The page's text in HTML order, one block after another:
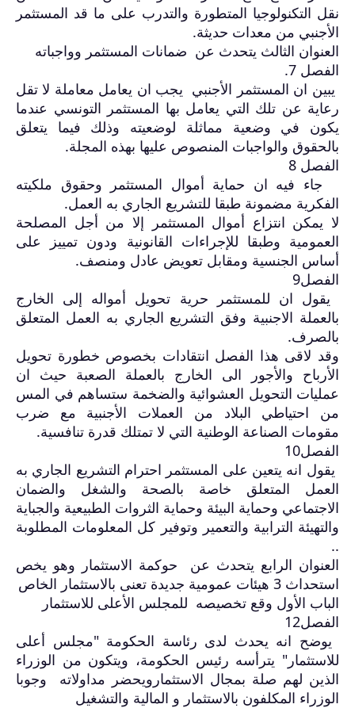
نقل التكنولوجيا المتطورة والتدرب على ما قد المستثمر
الأجنبي من معدات حديثة.
العنوان الثالث يتحدث عن ضمانات المستثمر وواجباته
الفصل 7
.
يبين ان المستثمر الأجنبي يجب ان يعامل معاملة لا تقل
رعاية عن تلك التي يعامل بها المستثمر التونسي عندما
يكون في وضعية مماثلة لوضعيته وذلك فيما يتعلق
بالحقوق والواجبات المنصوص عليها بهذه المجلة.
الفصل 8
جاء فيه ان حماية أموال المستثمر وحقوق ملكيته
الفكرية مضمونة طبقا للتشريع الجاري به العمل.
لا يمكن انتزاع أموال المستثمر إلا من أجل المصلحة
العمومية وطبقا للإجراءات القانونية ودون تمييز على
أساس الجنسية ومقابل تعويض عادل ومنصف.
الفصل9
يقول ان للمستثمر حرية تحويل أمواله إلى الخارج
بالعملة الاجنبية وفق التشريع الجاري به العمل المتعلق
بالصرف.
وقد لاقى هذا الفصل انتقادات بخصوص خطورة تحويل
الأرباح والأجور الى الخارج بالعملة الصعبة حيث ان
عمليات التحويل العشوائية والضخمة ستساهم في المس
من احتياطي البلاد من العملات الأجنبية مع ضرب
مقومات الصناعة الوطنية التي لا تمتلك قدرة تنافسية.
الفصل10
يقول انه يتعين على المستثمر احترام التشريع الجاري به
العمل المتعلق خاصة بالصحة والشغل والضمان
الاجتماعي وحماية البيئة وحماية الثروات الطبيعية والجباية
والتهيئة الترابية والتعمير وتوفير كل المعلومات المطلوبة
..
العنوان الرابع يتحدث عن حوكمة الاستثمار وهو يخص
استحداث 3 هيئات عمومية جديدة تعنى بالاستثمار الخاص
الباب الأول وقع تخصيصه للمجلس الأعلى للاستثمار
الفصل12
يوضح انه يحدث لدى رئاسة الحكومة "مجلس أعلى
للاستثمار" يترأسه رئيس الحكومة، ويتكون من الوزراء
الذين لهم صلة بمجال الاستثمارويحضر مداولاته وجوبا
الوزراء المكلفون بالاستثمار و المالية والتشغيل